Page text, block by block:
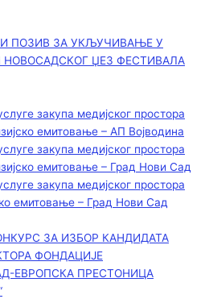
ПОЗИВ ЗА УКЉУЧИВАЊЕ У
НОВОСАДСКОГ ЏЕЗ ФЕСТИВАЛА
закупа медијског простора
емитовање – АП Војводинa
закупа медијског простора
емитовање – Град Нови Сад
закупа медијског простора
емитовање – Град Нови Сад
ЗА ИЗБОР КАНДИДАТА
ФОНДАЦИЈЕ
ЕВРОПСКА ПРЕСТОНИЦА